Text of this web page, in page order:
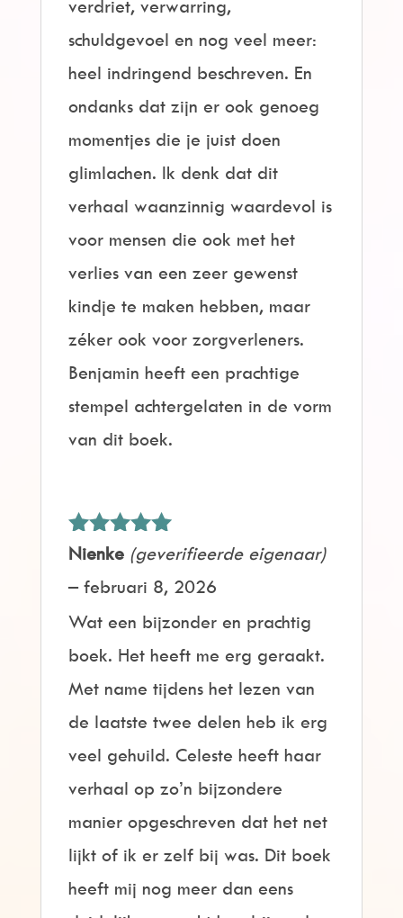
verdriet, verwarring,
schuldgevoel en nog veel meer:
heel indringend beschreven. En
ondanks dat zijn er ook genoeg
momentjes die je juist doen
glimlachen. Ik denk dat dit
verhaal waanzinnig waardevol is
voor mensen die ook met het
verlies van een zeer gewenst
kindje te maken hebben, maar
zéker ook voor zorgverleners.
Benjamin heeft een prachtige
stempel achtergelaten in de vorm
van dit boek.
Gewaardeerd
Nienke (geverifieerde eigenaar)
– februari 8, 2026
Wat een bijzonder en prachtig
boek. Het heeft me erg geraakt.
Met name tijdens het lezen van
de laatste twee delen heb ik erg
veel gehuild. Celeste heeft haar
verhaal op zo’n bijzondere
manier opgeschreven dat het net
lijkt of ik er zelf bij was. Dit boek
heeft mij nog meer dan eens